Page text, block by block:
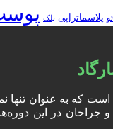
پلاسماتراپی پلک
که به عنوان تنها